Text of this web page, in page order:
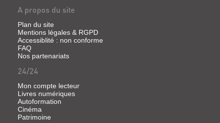
famille
LES
AVENTURES
D'UN
DOUDOU
TRAVERS
un
noyau,
qui
crée
une
graine,
etc.
Jusqu'à
ce
qu'elle
soit
avalée
par
un
éléphant,
vole
en
forêt.
Dans
les
sous-
bois,
tous
sens
de
la
petite
fille
se
mettent
en
A propos du site
Plan du site
Mentions légales & RGPD
Accessiblité : non conforme
FAQ
Nos partenariats
24/24
Mon compte lecteur
Livres numériques
Autoformation
Cinéma
Patrimoine